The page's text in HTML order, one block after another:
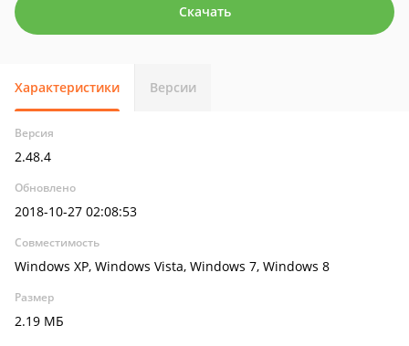
Скачать
Характеристики Версии
Версия
2.48.4
Обновлено
2018-10-27 02:08:53
Совместимость
Windows XP, Windows Vista, Windows 7, Windows 8
Размер
2.19 МБ